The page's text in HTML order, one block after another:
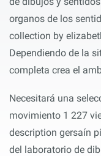
organos de los
collection by
Dependiendo de la
completa crea el
Necesitará una
movimiento 1 227
description gersaín
del laboratorio de